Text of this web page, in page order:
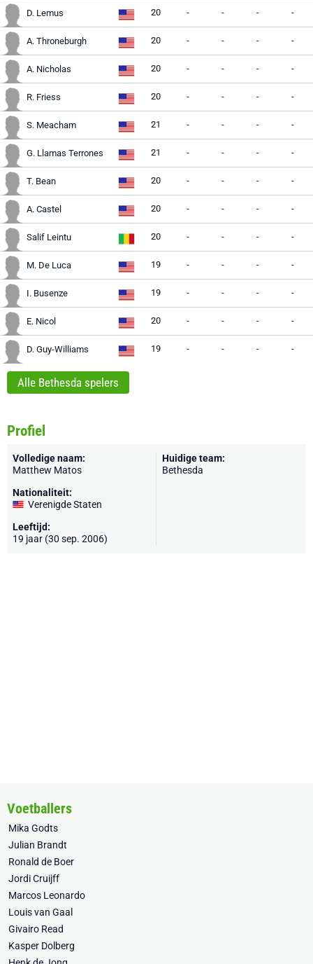
D. Lemus 20 - - - -
A. Throneburgh 20 - - - -
A. Nicholas 20 - - - -
R. Friess 20 - - - -
S. Meacham 21 - - - -
G. Llamas Terrones 21 - - - -
T. Bean 20 - - - -
A. Castel 20 - - - -
Salif Leintu 20 - - - -
M. De Luca 19 - - - -
I. Busenze 19 - - - -
E. Nicol 20 - - - -
D. Guy-Williams 19 - - - -
Alle Bethesda spelers
Profiel
Volledige naam:
Matthew Matos
Nationaliteit:
Verenigde Staten
Leeftijd:
19 jaar (30 sep. 2006)
Huidige team:
Bethesda
Voetballers
Mika Godts
Julian Brandt
Ronald de Boer
Jordi Cruijff
Marcos Leonardo
Louis van Gaal
Givairo Read
Kasper Dolberg